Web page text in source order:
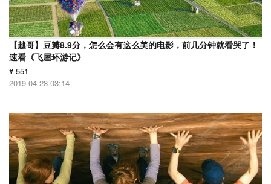
【越哥】豆瓣8.9分，怎么会有这么美的电影，前几分钟就看哭了！
速看《飞屋环游记》
# 551
2019-04-28 03:14